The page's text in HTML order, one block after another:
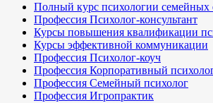
Полный курс психологии
Профессия Психолог-консультант
Курсы повышения квалификации
Курсы эффективной коммуникации
Профессия Психолог-коуч
Профессия Корпоративный
Профессия Семейный психолог
Профессия Игропрактик